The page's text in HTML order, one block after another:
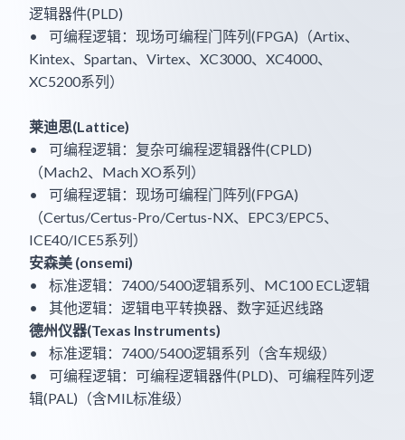
逻辑器件(PLD)
• 可编程逻辑：现场可编程门阵列(FPGA)（Artix、
Kintex、Spartan、Virtex、XC3000、XC4000、
XC5200系列）
莱迪思(Lattice)
• 可编程逻辑：复杂可编程逻辑器件(CPLD)
（Mach2、Mach XO系列）
• 可编程逻辑：现场可编程门阵列(FPGA)
（Certus/Certus-Pro/Certus-NX、EPC3/EPC5、
ICE40/ICE5系列）
安森美 (onsemi)
• 标准逻辑：7400/5400逻辑系列、MC100 ECL逻辑
• 其他逻辑：逻辑电平转换器、数字延迟线路
德州仪器(Texas Instruments)
• 标准逻辑：7400/5400逻辑系列（含车规级）
• 可编程逻辑：可编程逻辑器件(PLD)、可编程阵列逻
辑(PAL)（含MIL标准级）